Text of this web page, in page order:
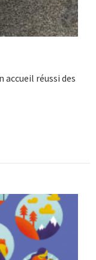
accueil réussi des